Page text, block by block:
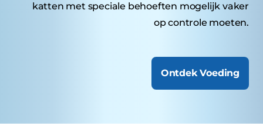
katten met speciale behoeften mogelijk vaker
op controle moeten.
Ontdek Voeding